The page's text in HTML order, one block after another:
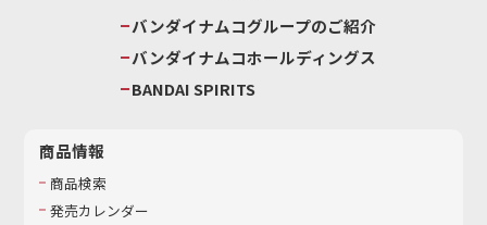
バンダイナムコグループのご紹介
バンダイナムコホールディングス
BANDAI SPIRITS
商品情報
商品検索
発売カレンダー